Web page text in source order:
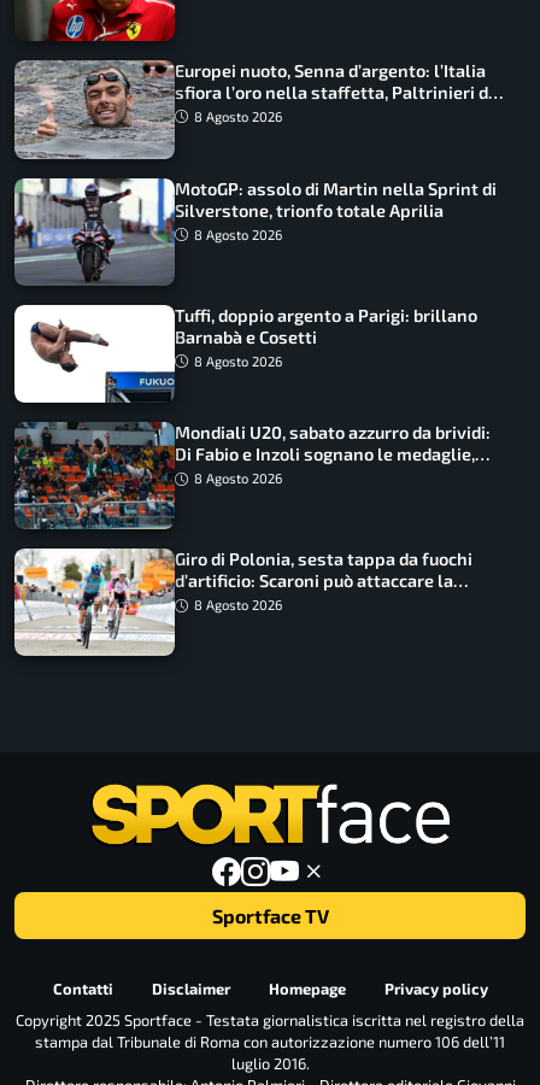
Europei nuoto, Senna d’argento: l’Italia
sfiora l’oro nella staffetta, Paltrinieri da
urlo, il bilancio azzurro
8 Agosto 2026
MotoGP: assolo di Martin nella Sprint di
Silverstone, trionfo totale Aprilia
8 Agosto 2026
Tuffi, doppio argento a Parigi: brillano
Barnabà e Cosetti
8 Agosto 2026
Mondiali U20, sabato azzurro da brividi:
Di Fabio e Inzoli sognano le medaglie,
Castellani e Succo in finale
8 Agosto 2026
Giro di Polonia, sesta tappa da fuochi
d’artificio: Scaroni può attaccare la
maglia di Lemmen
8 Agosto 2026
Sportface TV
Contatti Disclaimer Homepage
Privacy policy
Copyright 2025 Sportface - Testata giornalistica iscritta nel registro della
stampa dal Tribunale di Roma con autorizzazione numero 106 dell’11
luglio 2016.